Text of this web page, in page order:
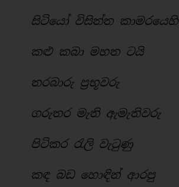
සිටියෝ විසිත්ත කාමරයෙහි
කළු කබා මහත ටයි
තරබාරු ප්‍රභූවරු
ගරුතර මැති ඇමැතිවරු
පිටිකර රැලි වැටුණු
කඳ බඩ හොඳින් ආරපු